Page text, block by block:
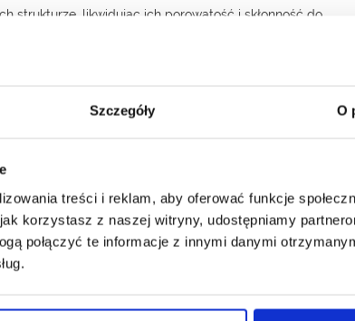
Szczegóły O
treści i reklam, aby oferować funkcje
korzystasz z naszej witryny, udostępniamy
połączyć te informacje z innymi danymi
strukturze, likwidując ich porowatość i skłonność do
Masło shea regeneruje włosy i chroni przed
włosów suchych, zniszczonych oraz